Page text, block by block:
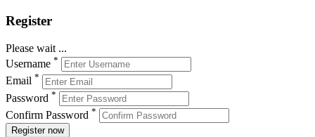
Register
Please wait ...
Username *
Email *
Password *
Confirm Password *
Register now